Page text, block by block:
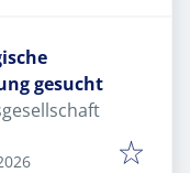
gesucht